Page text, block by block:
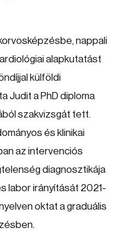
nappali
alapkutatást
külföldi
Judit a PhD diploma
szakvizsgát tett.
és klinikai
az intervenciós
diagnosztikája
labor irányítását 2021-
oktat a graduális